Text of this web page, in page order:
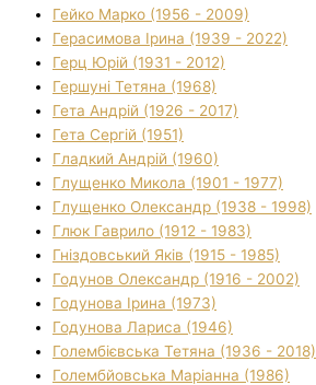
Гейко Марко (1956 - 2009)
Герасимова Ірина (1939 - 2022)
Герц Юрій (1931 - 2012)
Гершуні Тетяна (1968)
Гета Андрій (1926 - 2017)
Гета Сергій (1951)
Гладкий Андрій (1960)
Глущенко Микола (1901 - 1977)
Глущенко Олександр (1938 - 1998)
Глюк Гаврило (1912 - 1983)
Гніздовський Яків (1915 - 1985)
Годунов Олександр (1916 - 2002)
Годунова Ірина (1973)
Годунова Лариса (1946)
Голембієвська Тетяна (1936 - 2018)
Голембйовська Маріанна (1986)